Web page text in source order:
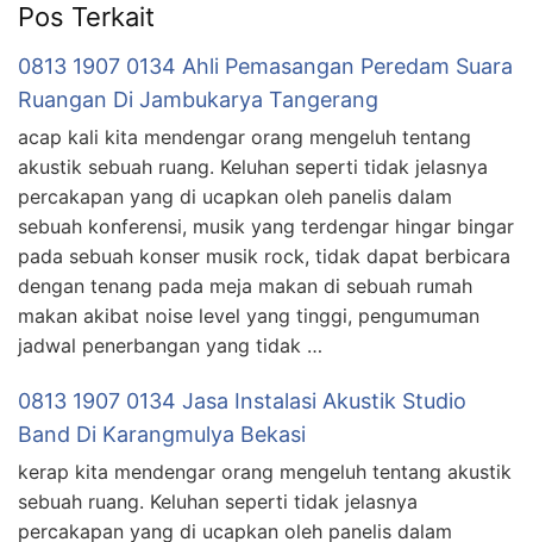
Pos Terkait
0813 1907 0134 Ahli Pemasangan Peredam Suara
Ruangan Di Jambukarya Tangerang
acap kali kita mendengar orang mengeluh tentang
akustik sebuah ruang. Keluhan seperti tidak jelasnya
percakapan yang di ucapkan oleh panelis dalam
sebuah konferensi, musik yang terdengar hingar bingar
pada sebuah konser musik rock, tidak dapat berbicara
dengan tenang pada meja makan di sebuah rumah
makan akibat noise level yang tinggi, pengumuman
jadwal penerbangan yang tidak …
0813 1907 0134 Jasa Instalasi Akustik Studio
Band Di Karangmulya Bekasi
kerap kita mendengar orang mengeluh tentang akustik
sebuah ruang. Keluhan seperti tidak jelasnya
percakapan yang di ucapkan oleh panelis dalam